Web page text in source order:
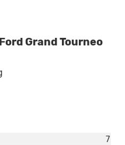
Grand Tourneo
7